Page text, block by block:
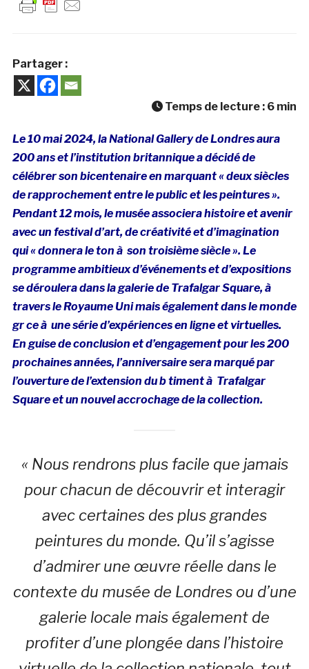
Partager :
Temps de lecture : 6 min
Le 10 mai 2024, la National Gallery de Londres aura
200 ans et l’institution britannique a décidé de
célébrer son bicentenaire en marquant « deux siècles
de rapprochement entre le public et les peintures ».
Pendant 12 mois, le musée associera histoire et avenir
avec un festival d’art, de créativité et d’imagination
qui « donnera le ton à son troisième siècle ». Le
programme ambitieux d’événements et d’expositions
se déroulera dans la galerie de Trafalgar Square, à
travers le Royaume Uni mais également dans le monde
gr ce à une série d’expériences en ligne et virtuelles.
En guise de conclusion et d’engagement pour les 200
prochaines années, l’anniversaire sera marqué par
l’ouverture de l’extension du b timent à Trafalgar
Square et un nouvel accrochage de la collection.
« Nous rendrons plus facile que jamais
pour chacun de découvrir et interagir
avec certaines des plus grandes
peintures du monde. Qu’il s’agisse
d’admirer une œuvre réelle dans le
contexte du musée de Londres ou d’une
galerie locale mais également de
profiter d’une plongée dans l’histoire